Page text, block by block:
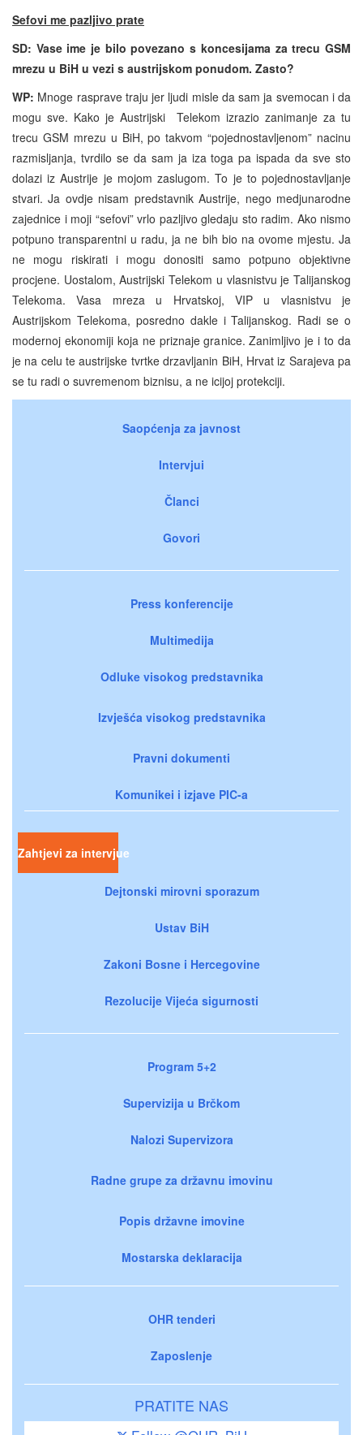
Sefovi me pazljivo prate
SD: Vase ime je bilo povezano s koncesijama za trecu GSM
mrezu u BiH u vezi s austrijskom ponudom. Zasto?
WP: Mnoge rasprave traju jer ljudi misle da sam ja svemocan i da
mogu sve. Kako je Austrijski Telekom izrazio zanimanje za tu
trecu GSM mrezu u BiH, po takvom “pojednostavljenom” nacinu
razmisljanja, tvrdilo se da sam ja iza toga pa ispada da sve sto
dolazi iz Austrije je mojom zaslugom. To je to pojednostavljanje
stvari. Ja ovdje nisam predstavnik Austrije, nego medjunarodne
zajednice i moji “sefovi” vrlo pazljivo gledaju sto radim. Ako nismo
potpuno transparentni u radu, ja ne bih bio na ovome mjestu. Ja
ne mogu riskirati i mogu donositi samo potpuno objektivne
procjene. Uostalom, Austrijski Telekom u vlasnistvu je Talijanskog
Telekoma. Vasa mreza u Hrvatskoj, VIP u vlasnistvu je
Austrijskom Telekoma, posredno dakle i Talijanskog. Radi se o
modernoj ekonomiji koja ne priznaje granice. Zanimljivo je i to da
je na celu te austrijske tvrtke drzavljanin BiH, Hrvat iz Sarajeva pa
se tu radi o suvremenom biznisu, a ne icijoj protekciji.
Saopćenja za javnost
Intervjui
Članci
Govori
Press konferencije
Multimedija
Odluke visokog predstavnika
Izvješća visokog predstavnika
Pravni dokumenti
Komunikei i izjave PIC-a
Zahtjevi za intervjue
Dejtonski mirovni sporazum
Ustav BiH
Zakoni Bosne i Hercegovine
Rezolucije Vijeća sigurnosti
Program 5+2
Supervizija u Brčkom
Nalozi Supervizora
Radne grupe za državnu imovinu
Popis državne imovine
Mostarska deklaracija
OHR tenderi
Zaposlenje
PRATITE NAS